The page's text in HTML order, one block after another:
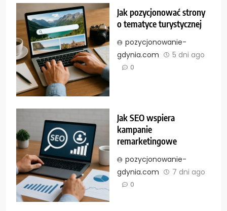
Jak pozycjonować strony
o tematyce turystycznej
pozycjonowanie-
gdynia.com
5 dni ago
0
Jak SEO wspiera
kampanie
remarketingowe
pozycjonowanie-
gdynia.com
7 dni ago
0